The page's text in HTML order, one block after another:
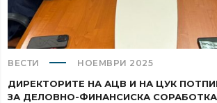
ВЕСТИ НОЕМВРИ 2025
ДИРЕКТОРИТЕ НА АЦВ И НА ЦУК
ЗА ДЕЛОВНО-ФИНАНСИСКА